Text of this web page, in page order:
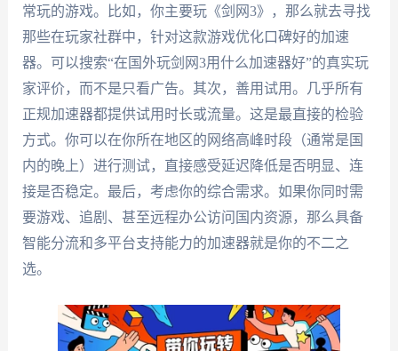
常玩的游戏。比如，你主要玩《剑网3》，那么就去寻找
那些在玩家社群中，针对这款游戏优化口碑好的加速
器。可以搜索“在国外玩剑网3用什么加速器好”的真实玩
家评价，而不是只看广告。其次，善用试用。几乎所有
正规加速器都提供试用时长或流量。这是最直接的检验
方式。你可以在你所在地区的网络高峰时段（通常是国
内的晚上）进行测试，直接感受延迟降低是否明显、连
接是否稳定。最后，考虑你的综合需求。如果你同时需
要游戏、追剧、甚至远程办公访问国内资源，那么具备
智能分流和多平台支持能力的加速器就是你的不二之
选。